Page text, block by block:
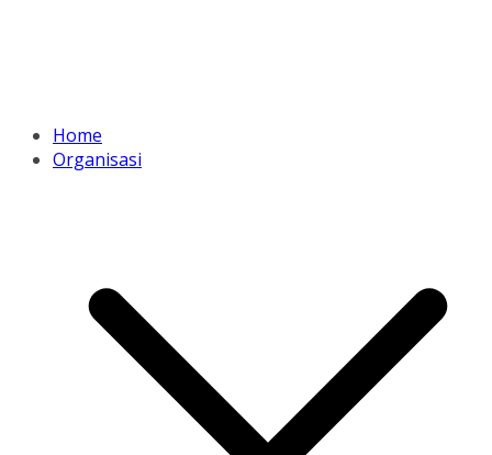
Home
Organisasi